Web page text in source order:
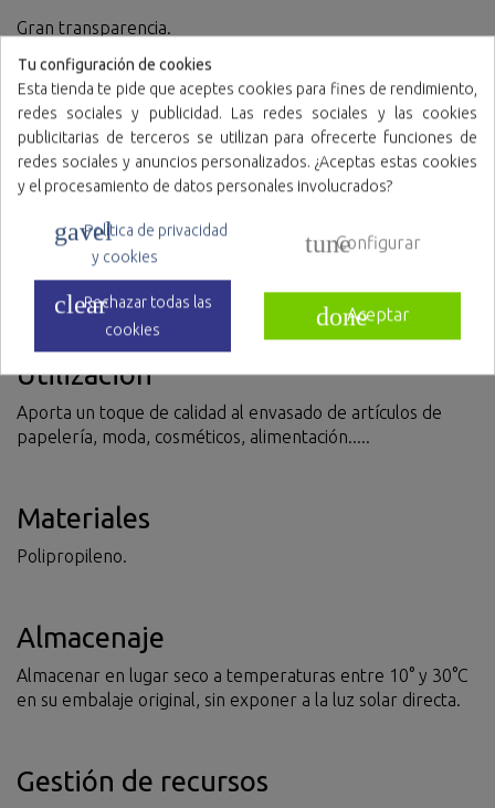
Gran transparencia.
Apto para el contacto con alimento: RGSA:39.00004323/M.
Modo de empleo
Se recomienda utilizar el producto una sola vez, la
utilización prolongada o más de un solo uso minimizará las
funciones para las que ha sido fabricado. En su colocación
debe de tener cuidado en no elongar más de lo que el
producto permite, ya que se corre el riesgo de romperlo.
Utilización
Aporta un toque de calidad al envasado de artículos de
papelería, moda, cosméticos, alimentación.....
Materiales
Polipropileno.
Almacenaje
Almacenar en lugar seco a temperaturas entre 10° y 30°C
en su embalaje original, sin exponer a la luz solar directa.
Gestión de recursos
Tu configuración de cookies
Esta tienda te pide que aceptes cookies para fines de rendimiento,
redes sociales y publicidad. Las redes sociales y las cookies
publicitarias de terceros se utilizan para ofrecerte funciones de
redes sociales y anuncios personalizados. ¿Aceptas estas cookies
y el procesamiento de datos personales involucrados?
gavel
Política de privacidad
y cookies
tuneConfigurar
clear
Rechazar todas las
cookies
doneAceptar